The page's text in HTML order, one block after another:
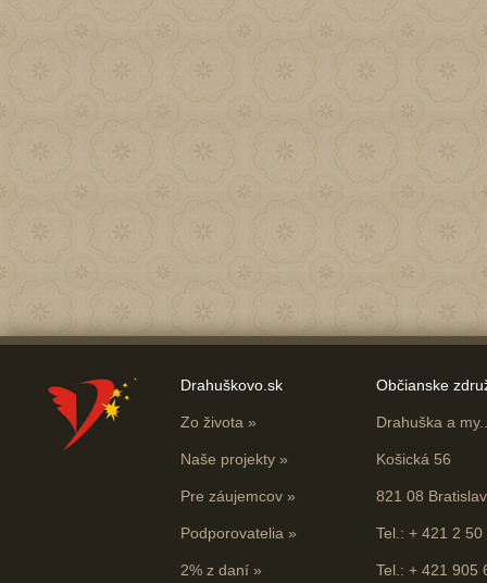
Drahuškovo.sk
Zo života »
Naše projekty »
Pre záujemcov »
Podporovatelia »
2% z daní »
Občianske
Drahuška a
Košická 56
821 08
Tel.: + 421 2
Tel.: + 421 905